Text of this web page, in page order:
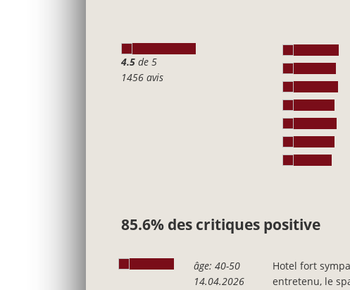
4.5 de 5
1456 avis
85.6% des critiques positive
âge: 40-50
14.04.2026
Hotel fort
entretenu, le